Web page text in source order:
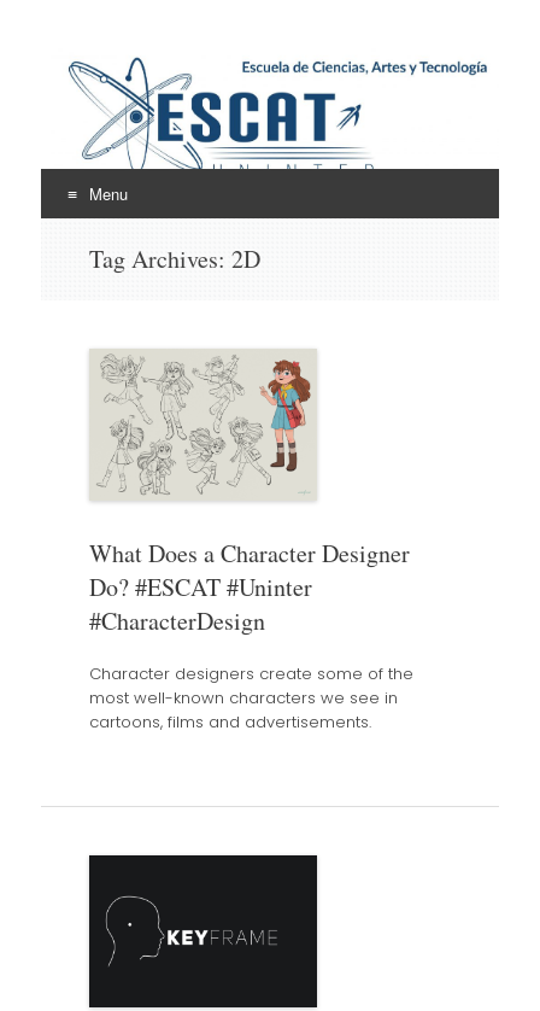
Escuela de Ciencias,
Artes y Tecnología
ESCAT
Menu
Tag Archives: 2D
What Does a Character Designer
Do? #ESCAT #Uninter
#CharacterDesign
Character designers create some of the
most well-known characters we see in
cartoons, films and advertisements.